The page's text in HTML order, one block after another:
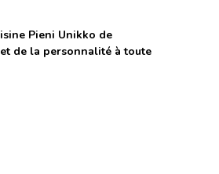
Pieni Unikko de
de la personnalité à toute